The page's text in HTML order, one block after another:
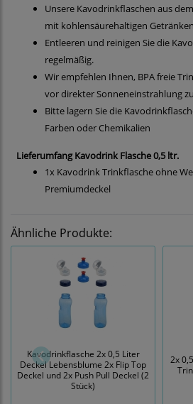
Unsere Kavodrinkflaschen aus
mit kohlensäurehaltigen
Entleeren und reinigen Sie die
regelmäßig.
Wir empfehlen Ihnen, BPA freie
vor direkter Sonneneinstrahlung
Bitte lagern Sie die
Farben oder Chemikalien
Lieferumfang Kavodrink Flasche 0,5 ltr.
1x Kavodrink Trinkflasche ohne
Premiumdeckel
Ähnliche Produkte:
Kavodrinkflasche 2x 0,5 Liter
Deckel Lebensblume 2x Flip Top
Deckel und 2x Push Pull Deckel (2
Stück)
2x